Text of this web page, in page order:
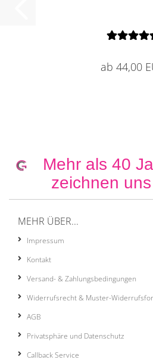
ab 44,00
Mehr als 40
zeichnen
MEHR ÜBER...
Impressum
Kontakt
Versand- & Zahlungsbedingungen
Widerrufsrecht & Muster-
AGB
Privatsphäre und Datenschutz
Callback Service